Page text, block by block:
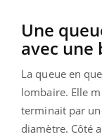
Une
avec une
La queue en
lombaire. Elle
terminait par
diamètre. Côté